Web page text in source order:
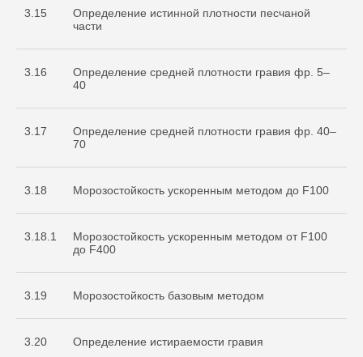
3.15
Определение истинной плотности песчаной
части
3.16
Определение средней плотности гравия фр. 5–
40
3.17
Определение средней плотности гравия фр. 40–
70
3.18 Морозостойкость ускоренным методом до F100
3.18.1
Морозостойкость ускоренным методом от F100
до F400
3.19 Морозостойкость базовым методом
3.20 Определение истираемости гравия